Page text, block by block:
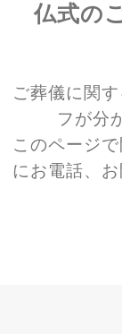
仏式の
ご葬儀に関
フが分
このページ
にお電話、